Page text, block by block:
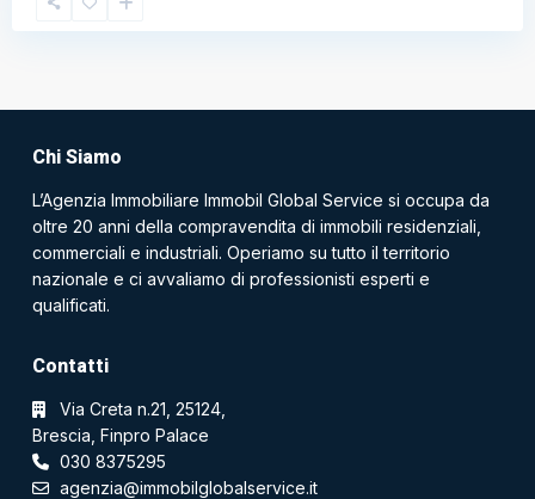
Chi Siamo
L’Agenzia Immobiliare Immobil Global Service si occupa da
oltre 20 anni della compravendita di immobili residenziali,
commerciali e industriali. Operiamo su tutto il territorio
nazionale e ci avvaliamo di professionisti esperti e
qualificati.
Contatti
Via Creta n.21, 25124,
Brescia, Finpro Palace
030 8375295
agenzia@immobilglobalservice.it